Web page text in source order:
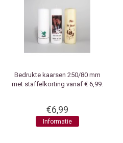
Bedrukte kaarsen 250/80 mm
met staffelkorting vanaf € 6,99.
€6,99
Informatie